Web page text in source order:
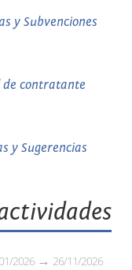
y Subvenciones
de contratante
y Sugerencias
2026 26/11/2026